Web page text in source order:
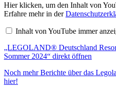
„LEGOLAND®
Deutschland
Resort
–
Übernachtungsangebot
Sommer
2024“
von
YouTube
anzeigen
Hier klicken, um den Inhalt von
Erfahre mehr in der
Inhalt von YouTube immer
„LEGOLAND® Deutschland
Sommer 2024“ direkt öffnen
Noch mehr Berichte über das
hier!